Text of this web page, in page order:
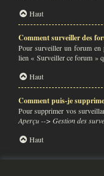
Haut
Comment surveiller des
Pour surveiller un forum en
lien « Surveiller ce forum »
Haut
Comment puis-je
Pour supprimer vos
Aperçu --> Gestion des
Haut